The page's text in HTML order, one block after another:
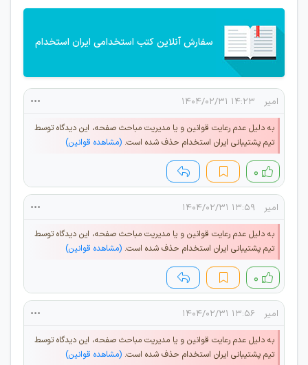
سفارش آنلاین کتب استخدامی ایران استخدام
امیر ۱۴:۲۳ ۱۴۰۴/۰۲/۳۱
به دلیل عدم رعایت قوانین و یا مدیریت مباحث صفحه، این دیدگاه توسط
تیم پشتیبانی ایران استخدام حذف شده است. (مشاهده قوانین)
۰
امیر ۱۳:۵۹ ۱۴۰۴/۰۲/۳۱
به دلیل عدم رعایت قوانین و یا مدیریت مباحث صفحه، این دیدگاه توسط
تیم پشتیبانی ایران استخدام حذف شده است. (مشاهده قوانین)
۰
امیر ۱۳:۵۶ ۱۴۰۴/۰۲/۳۱
به دلیل عدم رعایت قوانین و یا مدیریت مباحث صفحه، این دیدگاه توسط
تیم پشتیبانی ایران استخدام حذف شده است. (مشاهده قوانین)